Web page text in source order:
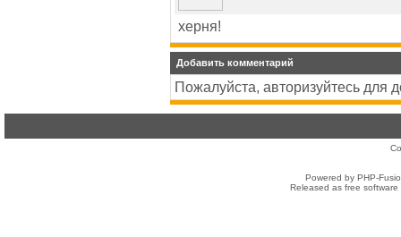
херня!
Добавить комментарий
Пожалуйста, авторизуйтесь для
Powered by PHP-
Released as free